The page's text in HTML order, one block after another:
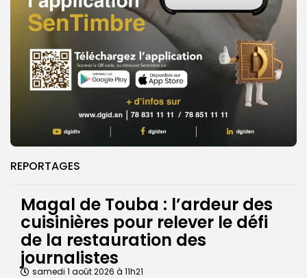
REPORTAGES
Magal de Touba : l’ardeur des
cuisinières pour relever le défi
de la restauration des
journalistes
samedi 1 août 2026 à 11h21